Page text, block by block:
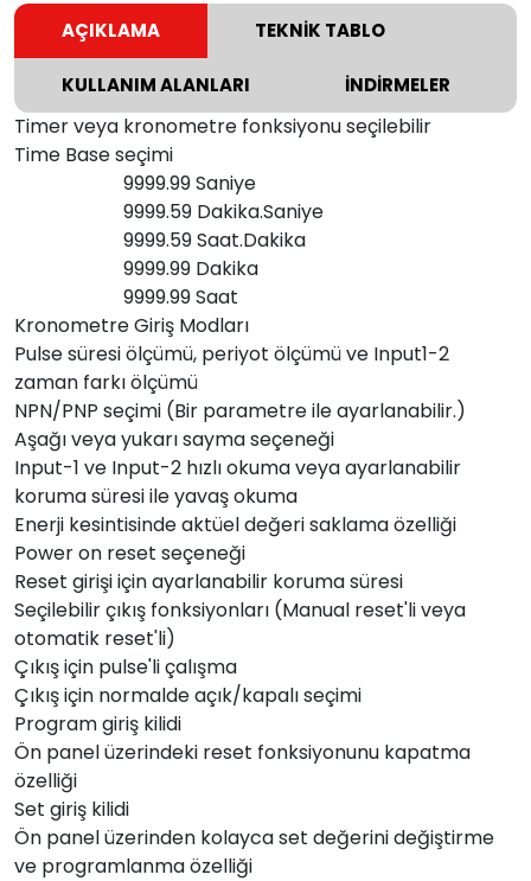
AÇIKLAMA TEKNİK TABLO
KULLANIM ALANLARI İNDİRMELER
Timer veya kronometre fonksiyonu seçilebilir
Time Base seçimi
9999.99 Saniye
9999.59 Dakika.Saniye
9999.59 Saat.Dakika
9999.99 Dakika
9999.99 Saat
Kronometre Giriş Modları
Pulse süresi ölçümü, periyot ölçümü ve Input1-2
zaman farkı ölçümü
NPN/PNP seçimi (Bir parametre ile ayarlanabilir.)
Aşağı veya yukarı sayma seçeneği
Input-1 ve Input-2 hızlı okuma veya ayarlanabilir
koruma süresi ile yavaş okuma
Enerji kesintisinde aktüel değeri saklama özelliği
Power on reset seçeneği
Reset girişi için ayarlanabilir koruma süresi
Seçilebilir çıkış fonksiyonları (Manual reset'li veya
otomatik reset'li)
Çıkış için pulse'li çalışma
Çıkış için normalde açık/kapalı seçimi
Program giriş kilidi
Ön panel üzerindeki reset fonksiyonunu kapatma
özelliği
Set giriş kilidi
Ön panel üzerinden kolayca set değerini değiştirme
ve programlanma özelliği